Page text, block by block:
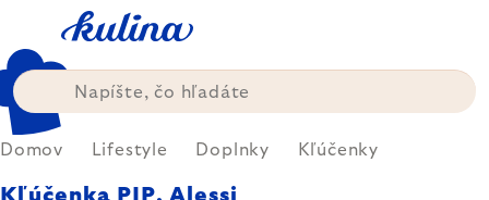
obsah
Domov Lifestyle Doplnky Kľúčenky
Kľúčenka PIP, Alessi